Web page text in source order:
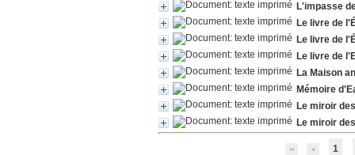
L'impasse
Le livre de
Le livre de
Le livre de
La Maison
Mémoire
Le miroir
Le miroir
1